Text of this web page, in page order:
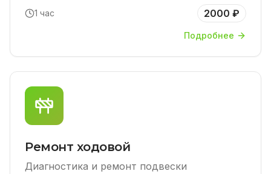
1 час 2000 ₽
Подробнее
Ремонт ходовой
Диагностика и ремонт подвески